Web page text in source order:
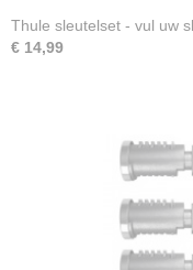
Thule sleutelset - vul uw
€ 14,99